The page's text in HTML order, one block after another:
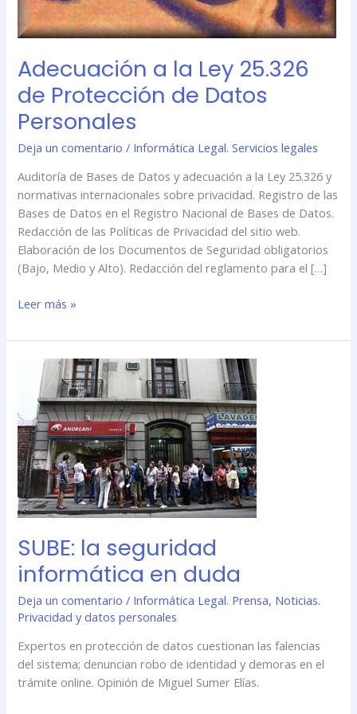
Adecuación a la Ley 25.326
de Protección de Datos
Personales
Deja un comentario / Informática Legal. Servicios legales
Auditoría de Bases de Datos y adecuación a la Ley 25.326 y
normativas internacionales sobre privacidad. Registro de las
Bases de Datos en el Registro Nacional de Bases de Datos.
Redacción de las Políticas de Privacidad del sitio web.
Elaboración de los Documentos de Seguridad obligatorios
(Bajo, Medio y Alto). Redacción del reglamento para el […]
Leer más »
SUBE: la seguridad
informática en duda
Deja un comentario / Informática Legal. Prensa, Noticias.
Privacidad y datos personales
Expertos en protección de datos cuestionan las falencias
del sistema; denuncian robo de identidad y demoras en el
trámite online. Opinión de Miguel Sumer Elías.
SUBE:
seguridad
informática
en
duda